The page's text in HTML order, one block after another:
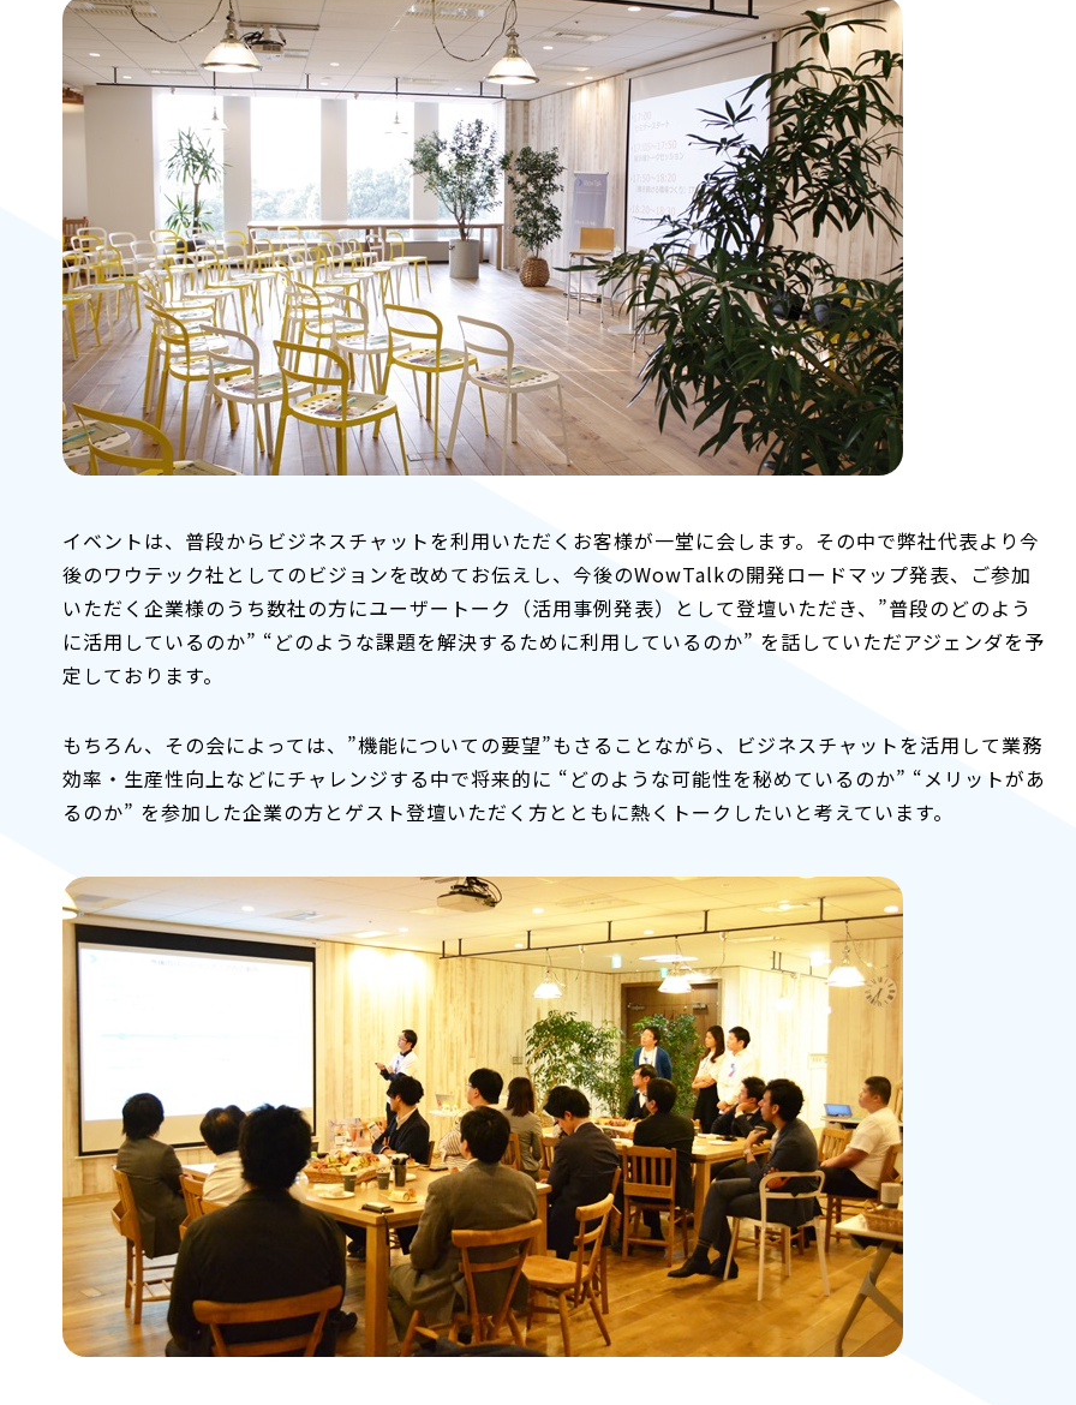
イベントは、普段からビジネスチャットを利用いただくお客様が一堂に会します。その中で弊社代表より今
後のワウテック社としてのビジョンを改めてお伝えし、今後のWowTalkの開発ロードマップ発表、ご参加
いただく企業様のうち数社の方にユーザートーク（活用事例発表）として登壇いただき、”普段のどのよう
に活用しているのか” “どのような課題を解決するために利用しているのか” を話していただアジェンダを予
定しております。
もちろん、その会によっては、”機能についての要望”もさることながら、ビジネスチャットを活用して業務
効率・生産性向上などにチャレンジする中で将来的に “どのような可能性を秘めているのか” “メリットがあ
るのか” を参加した企業の方とゲスト登壇いただく方とともに熱くトークしたいと考えています。